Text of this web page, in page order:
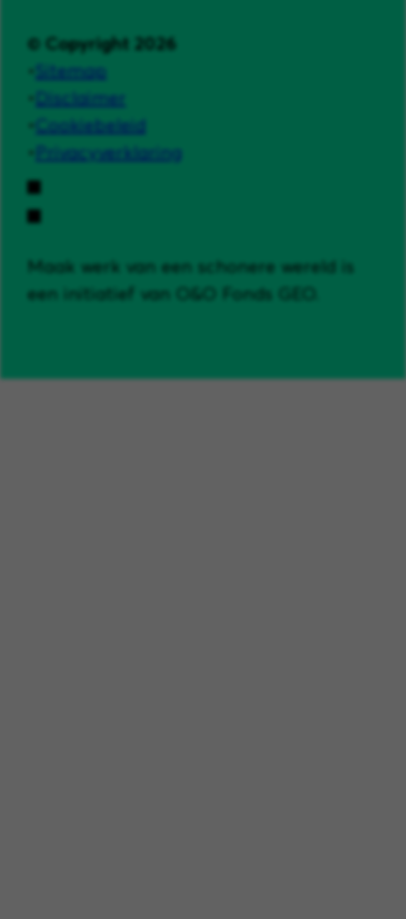
© Copyright 2026
Sitemap
Disclaimer
Cookiebeleid
Privacyverklaring
Maak werk van een schonere wereld is
een initiatief van O&O Fonds GEO.